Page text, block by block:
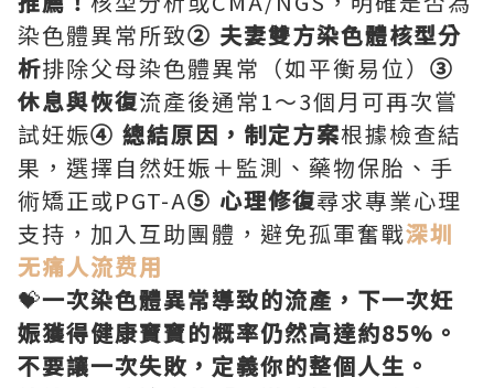
染色體異常所致② 夫妻雙方染色體核型分
析排除父母染色體異常（如平衡易位） ③
休息與恢復流產後通常1～3個月可再次嘗
試妊娠④ 總結原因，制定方案根據檢查結
果，選擇自然妊娠＋監測、藥物保胎、手
術矯正或PGT-A⑤ 心理修復尋求專業心理
支持，加入互助團體，避免孤軍奮戰深圳
无痛人流费用
💝一次染色體異常導致的流產，下一次妊
娠獲得健康寶寶的概率仍然高達約85%。
不要讓一次失敗，定義你的整個人生。